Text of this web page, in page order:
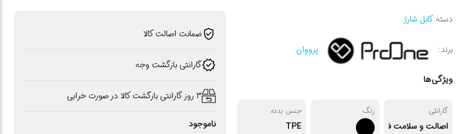
دسته:کابل شارژ
برند: پرووان
ویژگی‌ها
گارانتی
اصالت و سلامت فیزیکی کالا
رنگ جنس بدنه
TPE
ضمانت اصالت کالا
گارانتی بازگشت وجه
3 روز گارانتی بازگشت کالا در صورت خرابی
ناموجود